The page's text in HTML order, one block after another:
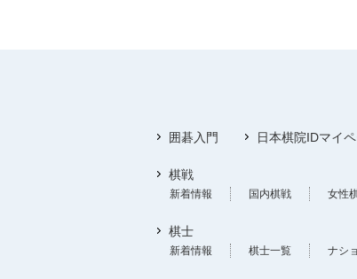
囲碁入門 日本棋院IDマイ
棋戦
新着情報 国内棋戦 女性
棋士
新着情報 棋士一覧 ナシ